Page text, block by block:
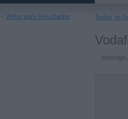
Todos os
‹ Voltar para Resultados